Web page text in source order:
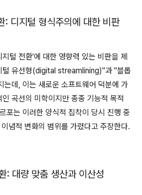
: 디지털 형식주의에 대한 비판
털 전환'에 대한 영향력 있는 비판을 제
털 유선형(digital streamlining)"과 "블롭
데, 이는 새로운 소프트웨어 덕분에 가
곡선의 미학이지만 종종 기능적 목적
포는 이러한 양식적 집착이 당시 진행 중
념적 변화의 범위를 가렸다고 주장한다.
: 대량 맞춤 생산과 이산성